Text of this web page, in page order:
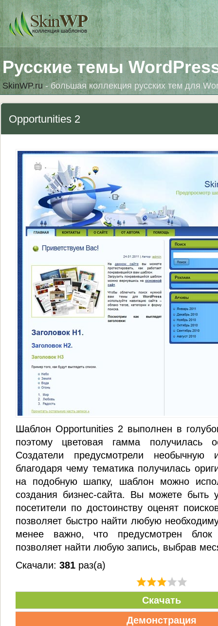
Русские темы
SkinWP.ru- большая коллекция русских тем для
Opportunities 2
Шаблон Opportunities 2 выполнен в
поэтому цветовая гамма получилась
Создатели предусмотрели
благодаря чему тематика получилась
на подобную шапку, шаблон можно
создания бизнес-сайта. Вы можете быть
посетители по достоинству оценят
позволяет быстро найти любую
менее важно, что предусмотрен блок
позволяет найти любую запись, выбрав
Скачали: 381 раз(а)
Скачать
Демонстрация